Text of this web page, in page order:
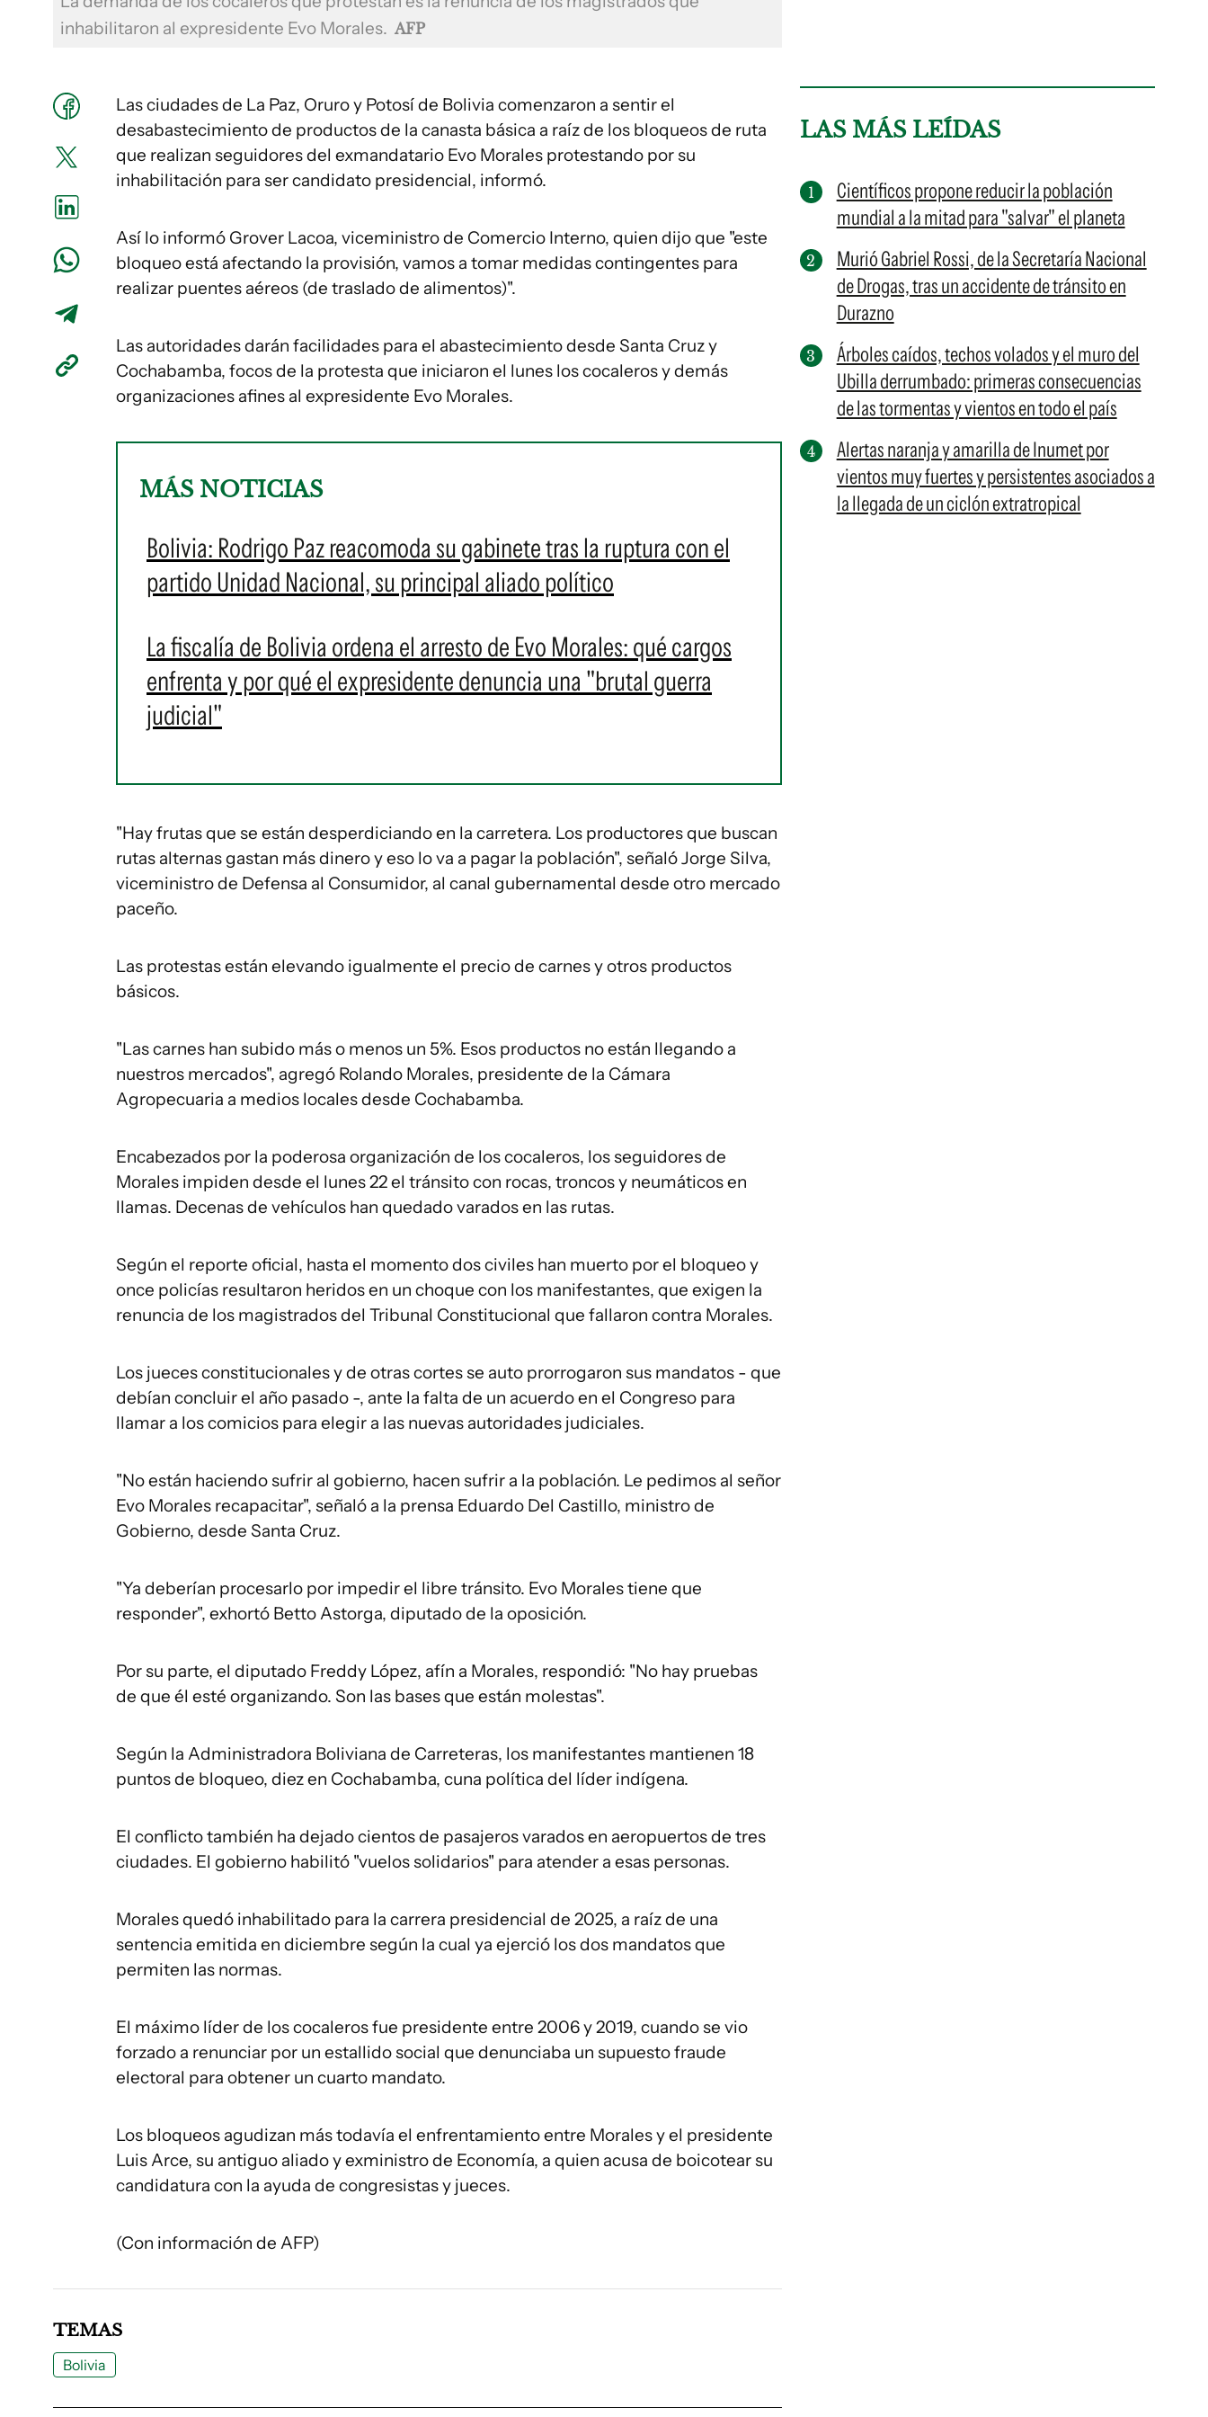
inhabilitaron al expresidente Evo Morales. AFP
Las ciudades de La Paz, Oruro y Potosí de Bolivia comenzaron a sentir el
desabastecimiento de productos de la canasta básica a raíz de los bloqueos de ruta
que realizan seguidores del exmandatario Evo Morales protestando por su
inhabilitación para ser candidato presidencial, informó.
Así lo informó Grover Lacoa, viceministro de Comercio Interno, quien dijo que "este
bloqueo está afectando la provisión, vamos a tomar medidas contingentes para
realizar puentes aéreos (de traslado de alimentos)".
Las autoridades darán facilidades para el abastecimiento desde Santa Cruz y
Cochabamba, focos de la protesta que iniciaron el lunes los cocaleros y demás
organizaciones afines al expresidente Evo Morales.
MÁS NOTICIAS
Bolivia: Rodrigo Paz reacomoda su gabinete tras la ruptura con el
partido Unidad Nacional, su principal aliado político
La fiscalía de Bolivia ordena el arresto de Evo Morales: qué cargos
enfrenta y por qué el expresidente denuncia una "brutal guerra
judicial"
"Hay frutas que se están desperdiciando en la carretera. Los productores que buscan
rutas alternas gastan más dinero y eso lo va a pagar la población", señaló Jorge Silva,
viceministro de Defensa al Consumidor, al canal gubernamental desde otro mercado
paceño.
Las protestas están elevando igualmente el precio de carnes y otros productos
básicos.
"Las carnes han subido más o menos un 5%. Esos productos no están llegando a
nuestros mercados", agregó Rolando Morales, presidente de la Cámara
Agropecuaria a medios locales desde Cochabamba.
Encabezados por la poderosa organización de los cocaleros, los seguidores de
Morales impiden desde el lunes 22 el tránsito con rocas, troncos y neumáticos en
llamas. Decenas de vehículos han quedado varados en las rutas.
Según el reporte oficial, hasta el momento dos civiles han muerto por el bloqueo y
once policías resultaron heridos en un choque con los manifestantes, que exigen la
renuncia de los magistrados del Tribunal Constitucional que fallaron contra Morales.
Los jueces constitucionales y de otras cortes se auto prorrogaron sus mandatos - que
debían concluir el año pasado -, ante la falta de un acuerdo en el Congreso para
llamar a los comicios para elegir a las nuevas autoridades judiciales.
"No están haciendo sufrir al gobierno, hacen sufrir a la población. Le pedimos al señor
Evo Morales recapacitar", señaló a la prensa Eduardo Del Castillo, ministro de
Gobierno, desde Santa Cruz.
"Ya deberían procesarlo por impedir el libre tránsito. Evo Morales tiene que
responder", exhortó Betto Astorga, diputado de la oposición.
Por su parte, el diputado Freddy López, afín a Morales, respondió: "No hay pruebas
de que él esté organizando. Son las bases que están molestas".
Según la Administradora Boliviana de Carreteras, los manifestantes mantienen 18
puntos de bloqueo, diez en Cochabamba, cuna política del líder indígena.
El conflicto también ha dejado cientos de pasajeros varados en aeropuertos de tres
ciudades. El gobierno habilitó "vuelos solidarios" para atender a esas personas.
Morales quedó inhabilitado para la carrera presidencial de 2025, a raíz de una
sentencia emitida en diciembre según la cual ya ejerció los dos mandatos que
permiten las normas.
El máximo líder de los cocaleros fue presidente entre 2006 y 2019, cuando se vio
forzado a renunciar por un estallido social que denunciaba un supuesto fraude
electoral para obtener un cuarto mandato.
Los bloqueos agudizan más todavía el enfrentamiento entre Morales y el presidente
Luis Arce, su antiguo aliado y exministro de Economía, a quien acusa de boicotear su
candidatura con la ayuda de congresistas y jueces.
(Con información de AFP)
LAS MÁS LEÍDAS
Científicos propone reducir la población
mundial a la mitad para "salvar" el planeta
Murió Gabriel Rossi, de la Secretaría Nacional
de Drogas, tras un accidente de tránsito en
Durazno
Árboles caídos, techos volados y el muro del
Ubilla derrumbado: primeras consecuencias
de las tormentas y vientos en todo el país
Alertas naranja y amarilla de Inumet por
vientos muy fuertes y persistentes asociados a
la llegada de un ciclón extratropical
TEMAS
Bolivia